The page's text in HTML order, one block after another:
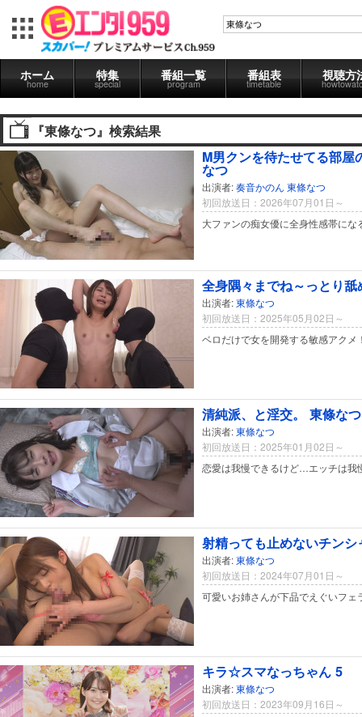
ホーム
home
特集
special
番組一覧
program
番組表
timetable
視聴方
『東條なつ』検索結果
M男クンを待たせてる部
なつ
出演者:奏音かのん 東條なつ
初回放送日：2026年07月01日～
大ファンの痴女優に全身性感帯にな
全身隅々までね～っとり
出演者:東條なつ
初回放送日：2025年05月02日～
ベロだけで女を開発する敏感アクメ
清純派、と淫交。 東條なつ
出演者:東條なつ
初回放送日：2025年01月02日～
恋愛は我慢できるけど…エッチは我
射精っても止めないチン
出演者:東條なつ
初回放送日：2024年07月01日～
可愛いお姉さんが下品でえぐいフェ
キラ☆スマなっちゃん 5
出演者:東條なつ
初回放送日：2023年09月16日～